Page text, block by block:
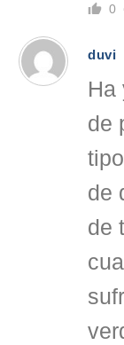
0
duvi
Ha
de
de
de